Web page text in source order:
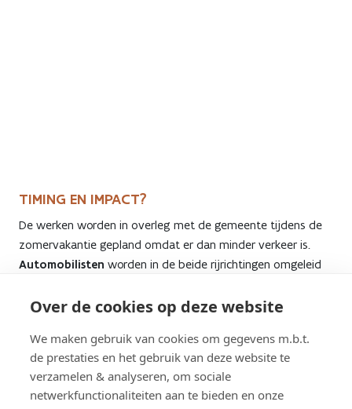
Over de cookies op deze website
We maken gebruik van cookies om gegevens m.b.t.
de prestaties en het gebruik van deze website te
verzamelen & analyseren, om sociale
netwerkfunctionaliteiten aan te bieden en onze
TIMING EN IMPACT?
De werken worden in overleg met de gemeente tijdens de
zomervakantie gepland omdat er dan minder verkeer is.
Automobilisten worden in de beide rijrichtingen omgeleid
gebruiken tijdens de renovatie. Voor hen wordt er een
omleiding voorzien via het lokale wegennet en het Federaal
Opvangcentrum voor de Opvang van Asielzoekers
((centrum 127 bis).